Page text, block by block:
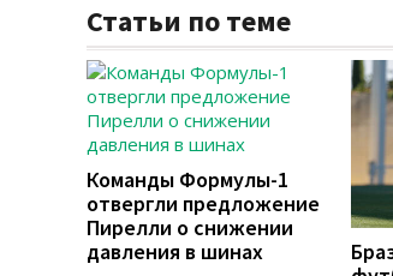
Статьи по теме
Команды Формулы-1
отвергли предложение
Пирелли о снижении
давления в шинах